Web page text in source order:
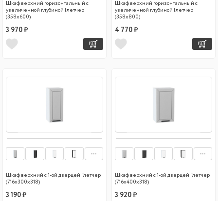
Шкаф верхний горизонтальный с
увеличенной глубиной Глетчер
(358х600)
3 970 ₽
Шкаф верхний горизонтальный с
увеличенной глубиной Глетчер
(358х800)
4 770 ₽
Шкаф верхний с 1-ой дверцей Глетчер
(716х300х318)
3 190 ₽
Шкаф верхний с 1-ой дверцей Глетчер
(716х400х318)
3 920 ₽